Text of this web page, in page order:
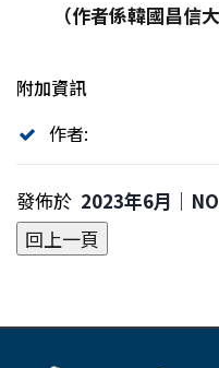
（作者係韓國昌信
附加資訊
作者:
發佈於 2023年6月｜